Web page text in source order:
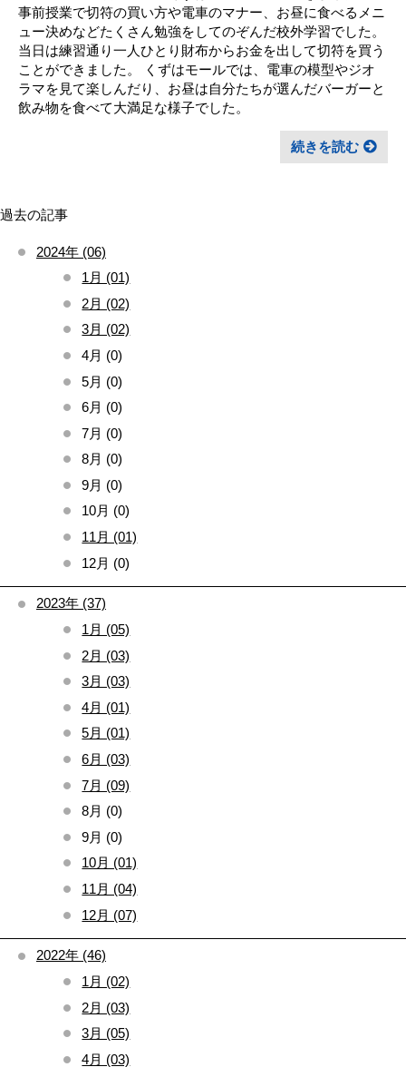
事前授業で切符の買い方や電車のマナー、お昼に食べるメニ
ュー決めなどたくさん勉強をしてのぞんだ校外学習でした。
当日は練習通り一人ひとり財布からお金を出して切符を買う
ことができました。 くずはモールでは、電車の模型やジオ
ラマを見て楽しんだり、お昼は自分たちが選んだバーガーと
飲み物を食べて大満足な様子でした。
続きを読む
過去の記事
2024年 (06)
1月 (01)
2月 (02)
3月 (02)
4月 (0)
5月 (0)
6月 (0)
7月 (0)
8月 (0)
9月 (0)
10月 (0)
11月 (01)
12月 (0)
2023年 (37)
1月 (05)
2月 (03)
3月 (03)
4月 (01)
5月 (01)
6月 (03)
7月 (09)
8月 (0)
9月 (0)
10月 (01)
11月 (04)
12月 (07)
2022年 (46)
1月 (02)
2月 (03)
3月 (05)
4月 (03)